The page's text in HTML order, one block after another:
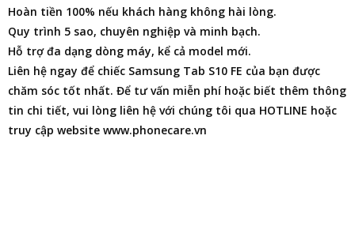
Hoàn tiền 100% nếu khách hàng không hài lòng.
Quy trình 5 sao, chuyên nghiệp và minh bạch.
Hỗ trợ đa dạng dòng máy, kể cả model mới.
Liên hệ ngay để chiếc Samsung Tab S10 FE của bạn được
chăm sóc tốt nhất. Để tư vấn miễn phí hoặc biết thêm thông
tin chi tiết, vui lòng liên hệ với chúng tôi qua HOTLINE hoặc
truy cập website www.phonecare.vn